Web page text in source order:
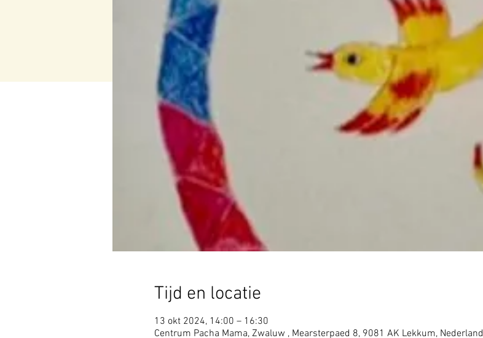
Tijd en locatie
13 okt 2024, 14:00 – 16:30
Centrum Pacha Mama, Zwaluw , Mearsterpaed 8, 9081 AK Lekkum, Nederland